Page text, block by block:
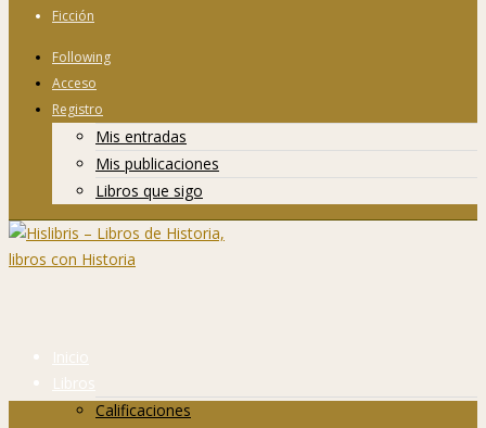
Ficción
Following
Acceso
Registro
Mis entradas
Mis publicaciones
Libros que sigo
Inicio
Libros
Calificaciones